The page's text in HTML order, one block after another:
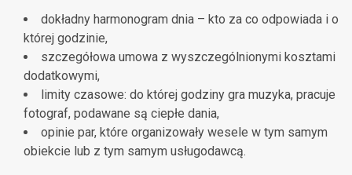
dokładny harmonogram dnia – kto za co odpowiada i o
której godzinie,
szczegółowa umowa z wyszczególnionymi kosztami
dodatkowymi,
limity czasowe: do której godziny gra muzyka, pracuje
fotograf, podawane są ciepłe dania,
opinie par, które organizowały wesele w tym samym
obiekcie lub z tym samym usługodawcą.